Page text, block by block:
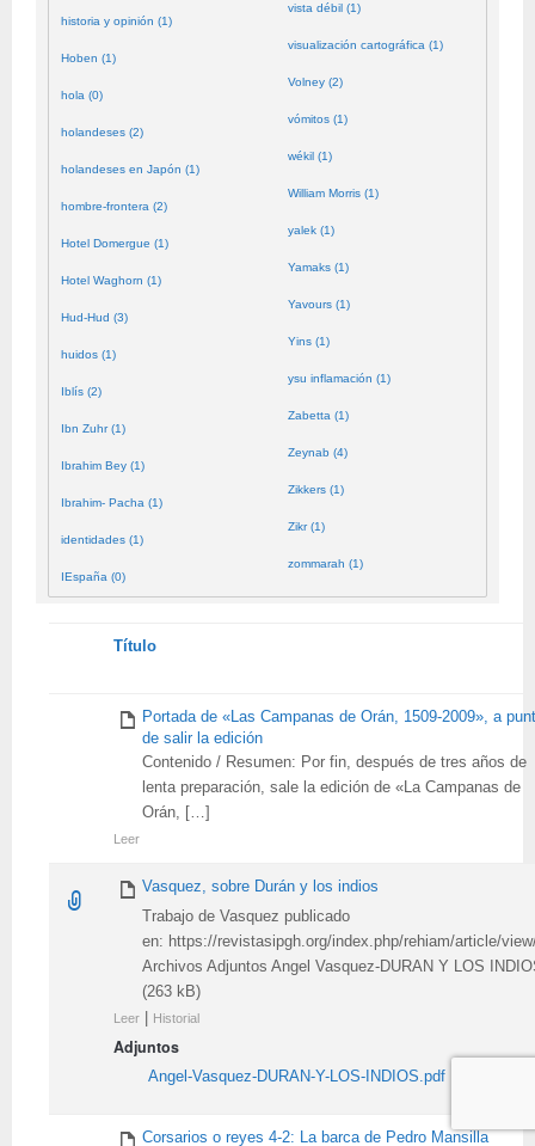
historia y opinión (1)
Hoben (1)
hola (0)
holandeses (2)
holandeses en Japón (1)
hombre-frontera (2)
Hotel Domergue (1)
Hotel Waghorn (1)
Hud-Hud (3)
huidos (1)
Iblís (2)
Ibn Zuhr (1)
Ibrahim Bey (1)
Ibrahim- Pacha (1)
identidades (1)
IEspaña (0)
vista débil (1)
visualización cartográfica (1)
Volney (2)
vómitos (1)
wékil (1)
William Morris (1)
yalek (1)
Yamaks (1)
Yavours (1)
Yins (1)
ysu inflamación (1)
Zabetta (1)
Zeynab (4)
Zikkers (1)
Zikr (1)
zommarah (1)
Título
Portada de «Las Campanas de Orán, 1509-2009», a
de salir la edición
Contenido / Resumen: Por fin, después de tres años de
lenta preparación, sale la edición de «La Campanas de
Orán, […]
Leer
Vasquez, sobre Durán y los indios
Trabajo de Vasquez publicado
en: https://revistasipgh.org/index.php/rehiam/article/
Archivos Adjuntos Angel Vasquez-DURAN Y LOS
(263 kB)
Leer Historial
Adjuntos
Angel-Vasquez-DURAN-Y-LOS-INDIOS.pdf
Corsarios o reyes 4-2: La barca de Pedro Mansilla